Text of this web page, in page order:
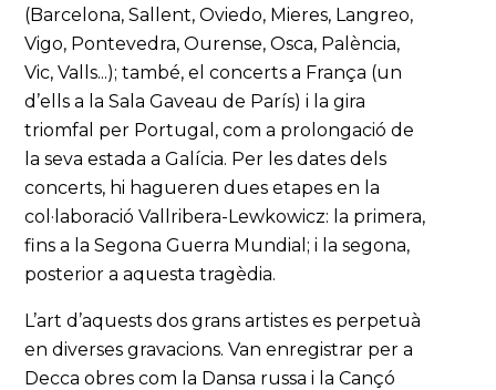
(Barcelona, Sallent, Oviedo, Mieres, Langreo,
Vigo, Pontevedra, Ourense, Osca, Palència,
Vic, Valls...); també, el concerts a França (un
d’ells a la Sala Gaveau de París) i la gira
triomfal per Portugal, com a prolongació de
la seva estada a Galícia. Per les dates dels
concerts, hi hagueren dues etapes en la
col·laboració Vallribera-Lewkowicz: la primera,
fins a la Segona Guerra Mundial; i la segona,
posterior a aquesta tragèdia.
L’art d’aquests dos grans artistes es perpetuà
en diverses gravacions. Van enregistrar per a
Decca obres com la Dansa russa i la Cançó